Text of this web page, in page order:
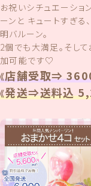
お祝いシチュエーショ
ーンと キュートすぎる
明バルーン。
2個でも大満足。そし
加可能です♡
《店舗受取⇒
《発送⇒送料込